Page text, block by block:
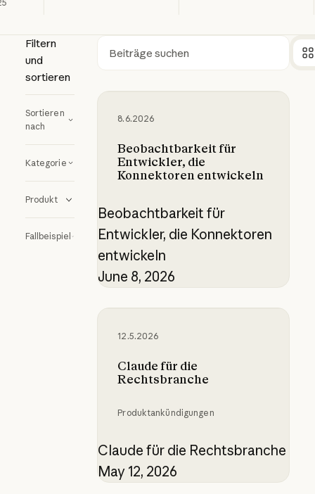
Filtern
und
sortieren
Sortieren
nach
Kategorie
Produkt
Fallbeispiel
Suchen
8.6.2026
Beobachtbarkeit für
Entwickler, die
Konnektoren entwickeln
Beobachtbarkeit für
Entwickler, die Konnektoren
entwickeln
June 8, 2026
Beobachtbarkeit für Entwickler,
12.5.2026
Claude für die
Rechtsbranche
Produktankündigungen
Claude für die Rechtsbranche
May 12, 2026
Claude für die Rechtsbranche